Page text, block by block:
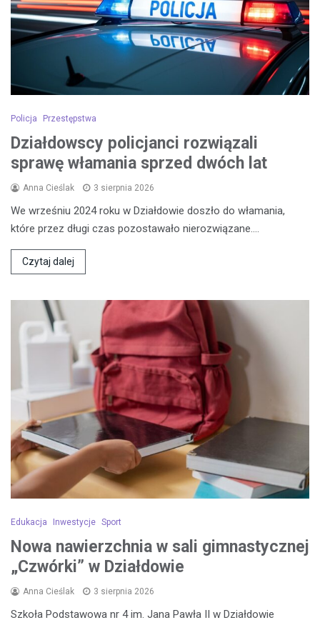
Policja Przestępstwa
Działdowscy policjanci rozwiązali
sprawę włamania sprzed dwóch lat
Anna Cieślak 3 sierpnia 2026
We wrześniu 2024 roku w Działdowie doszło do włamania,
które przez długi czas pozostawało nierozwiązane.…
Czytaj dalej
Edukacja Inwestycje Sport
Nowa nawierzchnia w sali gimnastycznej
„Czwórki” w Działdowie
Anna Cieślak 3 sierpnia 2026
Szkoła Podstawowa nr 4 im. Jana Pawła II w Działdowie